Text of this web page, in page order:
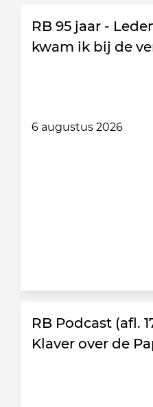
RB 95 jaar -
kwam ik bij de
6 augustus 2026
RB Podcast (afl.
Klaver over de